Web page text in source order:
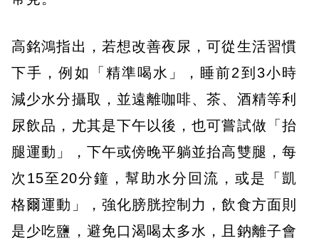
高銘鴻指出，若想改善夜尿，可從生活習慣
下手，例如「精準喝水」，睡前2到3小時
減少水分攝取，並遠離咖啡、茶、酒精等利
尿飲品，尤其是下午以後，也可嘗試做「抬
腿運動」，下午或傍晚平躺並抬高雙腿，每
次15至20分鐘，幫助水分回流，或是「凱
格爾運動」，強化膀胱控制力，飲食方面則
是少吃鹽，避免口渴喝太多水，且鈉離子會